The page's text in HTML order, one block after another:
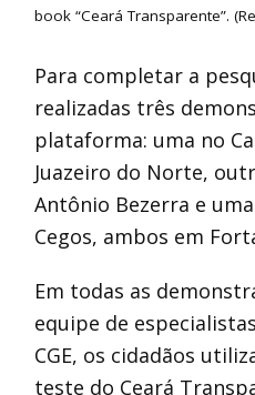
book “Ceará Transparente”.
Para completar a
realizadas três
plataforma: uma no
Juazeiro do Norte,
Antônio Bezerra e
Cegos, ambos em
Em todas as
equipe de
CGE, os cidadãos
teste do Ceará